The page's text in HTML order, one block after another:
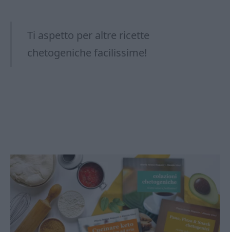
Ti aspetto per altre ricette
chetogeniche facilissime!